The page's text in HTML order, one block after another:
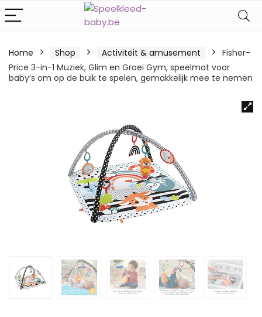
Home Shop Activiteit & amusement
Fisher-
Price 3-in-1 Muziek, Glim en Groei Gym, speelmat voor
baby’s om op de buik te spelen, gemakkelijk mee te nemen